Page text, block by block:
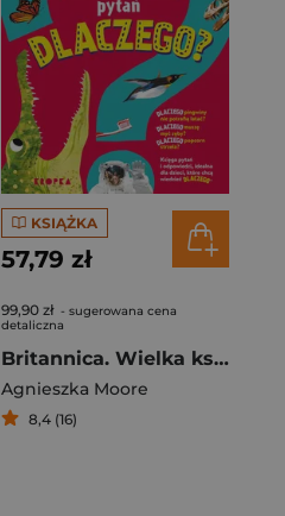
KSIĄŻKA
57,79 zł
99,90 zł - sugerowana cena
detaliczna
Britannica. Wielka księga pytań dlaczego
Agnieszka Moore
8,4 (16)